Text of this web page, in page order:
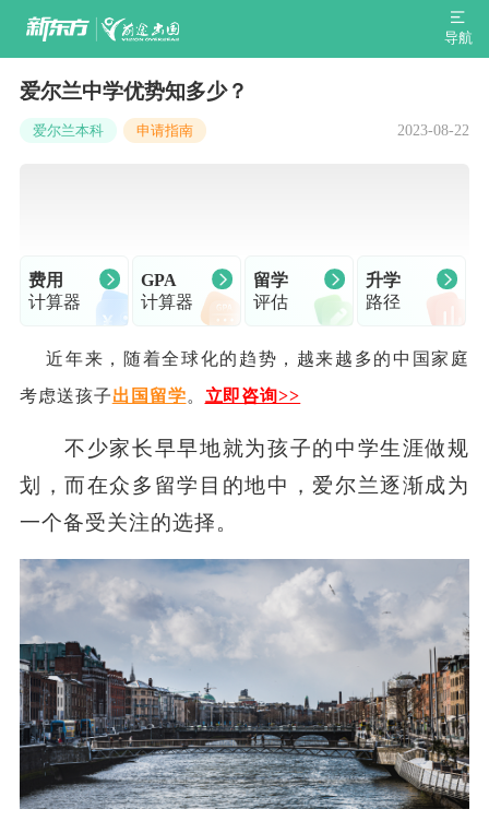
导航
爱尔兰中学优势知多少？
爱尔兰本科 申请指南 2023-08-22
费用
计算器
GPA
计算器
留学
评估
升学
路径
近年来，随着全球化的趋势，越来越多的中国家庭
考虑送孩子出国留学。 立即咨询>>
不少家长早早地就为孩子的中学生涯做规
划，而在众多留学目的地中，爱尔兰逐渐成为
一个备受关注的选择。